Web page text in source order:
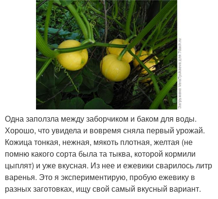
Одна заползла между заборчиком и баком для воды.
Хорошо, что увидела и вовремя сняла первый урожай.
Кожица тонкая, нежная, мякоть плотная, желтая (не
помню какого сорта была та тыква, которой кормили
цыплят) и уже вкусная. Из нее и ежевики сварилось литр
варенья. Это я экспериментирую, пробую ежевику в
разных заготовках, ищу свой самый вкусный вариант.